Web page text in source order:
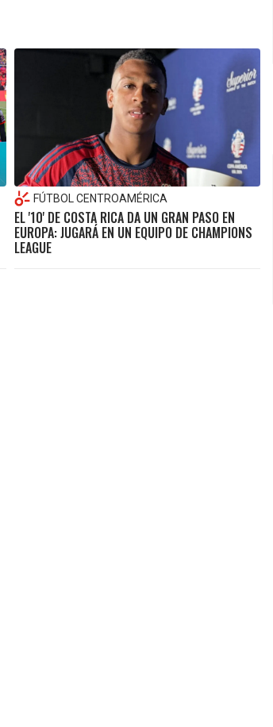
FÚTBOL CENTROAMÉRICA
EL '10' DE COSTA RICA DA UN GRAN PASO EN
EUROPA: JUGARÁ EN UN EQUIPO DE CHAMPIONS
LEAGUE